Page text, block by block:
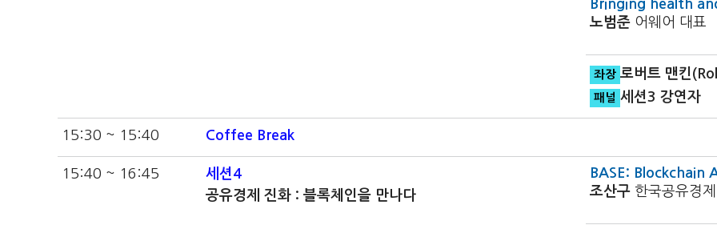
Bringing health
노범준 어웨어 대표
좌장 로버트 맨킨
패널 세션3 강연자
15:30 ~ 15:40 Coffee Break
15:40 ~ 16:45
세션4
공유경제 진화 : 블록체인을 만나다
BASE: Blockchain
조산구 한국공유경